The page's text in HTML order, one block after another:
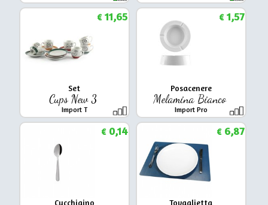
Set
Cups New 3
Import T
€11,65
Posacenere
Melamina Bianco
Import Pro
€1,57
Cucchiaino
€0,14
Tovaglietta
€6,87